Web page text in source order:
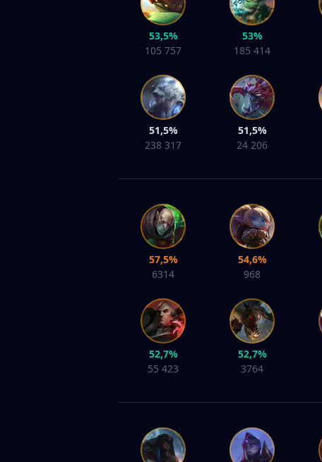
53,5%
105 757
53%
185 414
51,5%
238 317
51,5%
24 206
57,5%
6314
54,6%
968
52,7%
55 423
52,7%
3764